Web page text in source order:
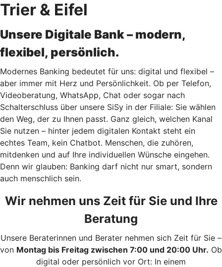
Trier & Eifel
Unsere Digitale Bank – modern,
flexibel, persönlich.
Modernes Banking bedeutet für uns: digital und flexibel –
aber immer mit Herz und Persönlichkeit. Ob per Telefon,
Videoberatung, WhatsApp, Chat oder sogar nach
Schalterschluss über unsere SiSy in der Filiale: Sie wählen
den Weg, der zu Ihnen passt. Ganz gleich, welchen Kanal
Sie nutzen – hinter jedem digitalen Kontakt steht ein
echtes Team, kein Chatbot. Menschen, die zuhören,
mitdenken und auf Ihre individuellen Wünsche eingehen.
Denn wir glauben: Banking darf nicht nur smart, sondern
auch menschlich sein.
Wir nehmen uns Zeit für Sie und Ihre
Beratung
Unsere Beraterinnen und Berater nehmen sich Zeit für Sie –
von Montag bis Freitag zwischen 7:00 und 20:00 Uhr. Ob
digital oder persönlich vor Ort: In einem